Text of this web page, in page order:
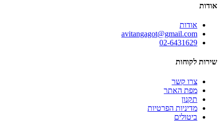
אודות
אודות
avitangagot@gmail.com
02-6431629
שירות לקוחות
צרו קשר
מפת האתר
תקנון
מדיניות הפרטיות
ביטולים